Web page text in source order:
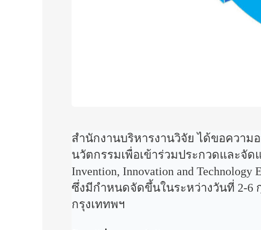
สำนักงานบริหารงานวิจัย ได้ขอความ
นวัตกรรมเพื่อเข้าร่วมประกวดและจัดแ
Invention, Innovation and
ซึ่งมีกำหนดจัดขึ้นในระหว่างวันที่ 2-6
กรุงเททพฯ